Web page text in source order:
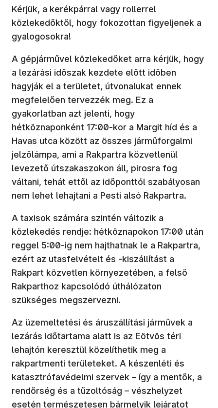
Kérjük, a kerékpárral vagy rollerrel
közlekedőktől, hogy fokozottan figyeljenek a
gyalogosokra!
A gépjárművel közlekedőket arra kérjük, hogy
a lezárási időszak kezdete előtt időben
hagyják el a területet, útvonalukat ennek
megfelelően tervezzék meg. Ez a
gyakorlatban azt jelenti, hogy
hétköznaponként 17:00-kor a Margit híd és a
Havas utca között az összes járműforgalmi
jelzőlámpa, ami a Rakpartra közvetlenül
levezető útszakaszokon áll, pirosra fog
váltani, tehát ettől az időponttól szabályosan
nem lehet lehajtani a Pesti alsó Rakpartra.
A taxisok számára szintén változik a
közlekedés rendje: hétköznapokon 17:00 után
reggel 5:00-ig nem hajthatnak le a Rakpartra,
ezért az utasfelvételt és -kiszállítást a
Rakpart közvetlen környezetében, a felső
Rakparthoz kapcsolódó úthálózaton
szükséges megszervezni.
Az üzemeltetési és áruszállítási járművek a
lezárás időtartama alatt is az Eötvös téri
lehajtón keresztül közelíthetik meg a
rakpartmenti területeket. A készenléti és
katasztrófavédelmi szervek – így a mentők, a
rendőrség és a tűzoltóság – vészhelyzet
esetén természetesen bármelyik lejáratot